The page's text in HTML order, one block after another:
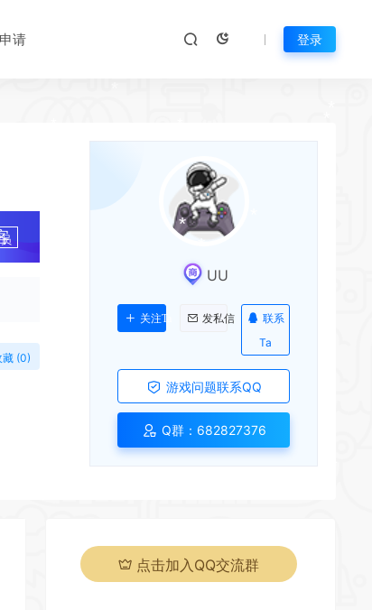
请 登录
藏 (0)
UU
关注Ta 发私信
联系
Ta
游戏问题联系QQ
Q群：682827376
点击加入QQ交流群